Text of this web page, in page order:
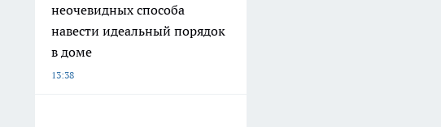
неочевидных способа
навести идеальный порядок
в доме
13:38